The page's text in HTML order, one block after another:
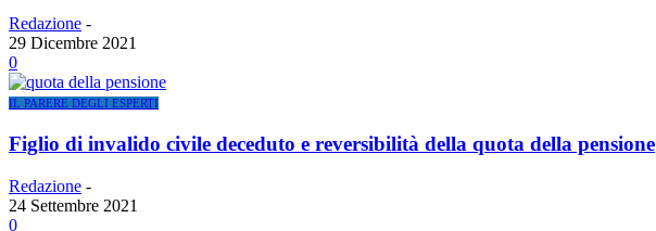
Redazione -
29 Dicembre 2021
0
IL PARERE DEGLI ESPERTI
Figlio di invalido civile deceduto e reversibilità della quota della pensione
Redazione -
24 Settembre 2021
0